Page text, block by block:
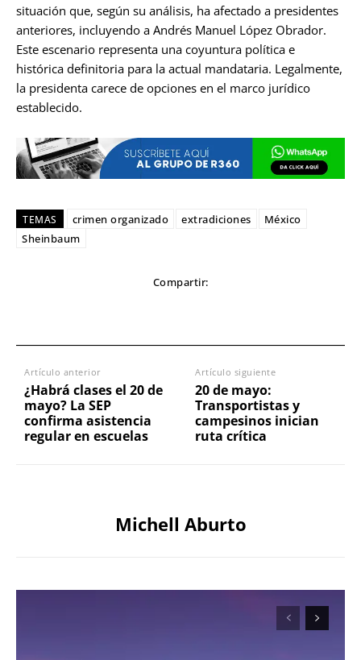
situación que, según su análisis, ha afectado a presidentes
anteriores, incluyendo a Andrés Manuel López Obrador.
Este escenario representa una coyuntura política e
histórica definitoria para la actual mandataria. Legalmente,
la presidenta carece de opciones en el marco jurídico
establecido.
TEMAS crimen organizado extradiciones
México
Sheinbaum
Compartir:
Artículo anterior
¿Habrá clases el 20 de
mayo? La SEP
confirma asistencia
regular en escuelas
Artículo siguiente
20 de mayo:
Transportistas y
campesinos inician
ruta crítica
Michell Aburto